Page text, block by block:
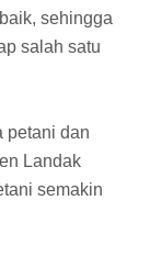
sehingga
salah satu
petani dan
Landak
semakin